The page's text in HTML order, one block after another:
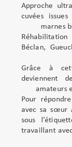
Approche
cuvées
marnes
Béclan,
Grâce à
deviennent
amateurs
Pour
avec sa sœur
sous
travaillant